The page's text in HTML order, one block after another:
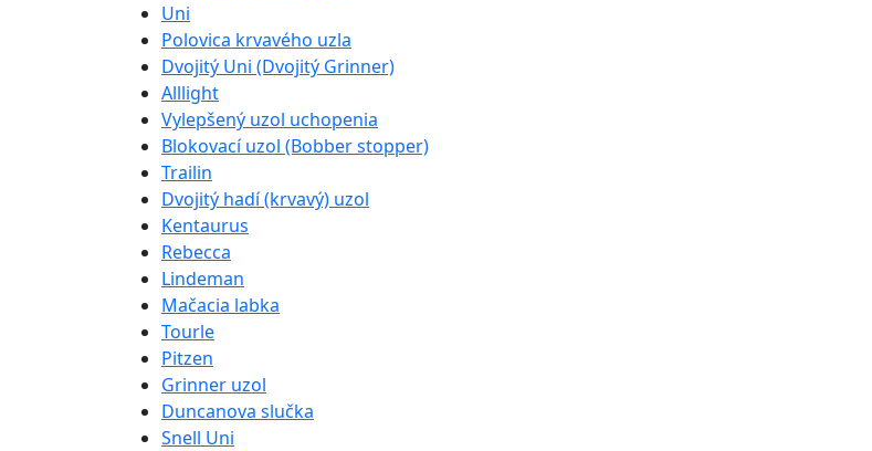
Uni
Polovica krvavého uzla
Dvojitý Uni (Dvojitý Grinner)
Alllight
Vylepšený uzol uchopenia
Blokovací uzol (Bobber stopper)
Trailin
Dvojitý hadí (krvavý) uzol
Kentaurus
Rebecca
Lindeman
Mačacia labka
Tourle
Pitzen
Grinner uzol
Duncanova slučka
Snell Uni